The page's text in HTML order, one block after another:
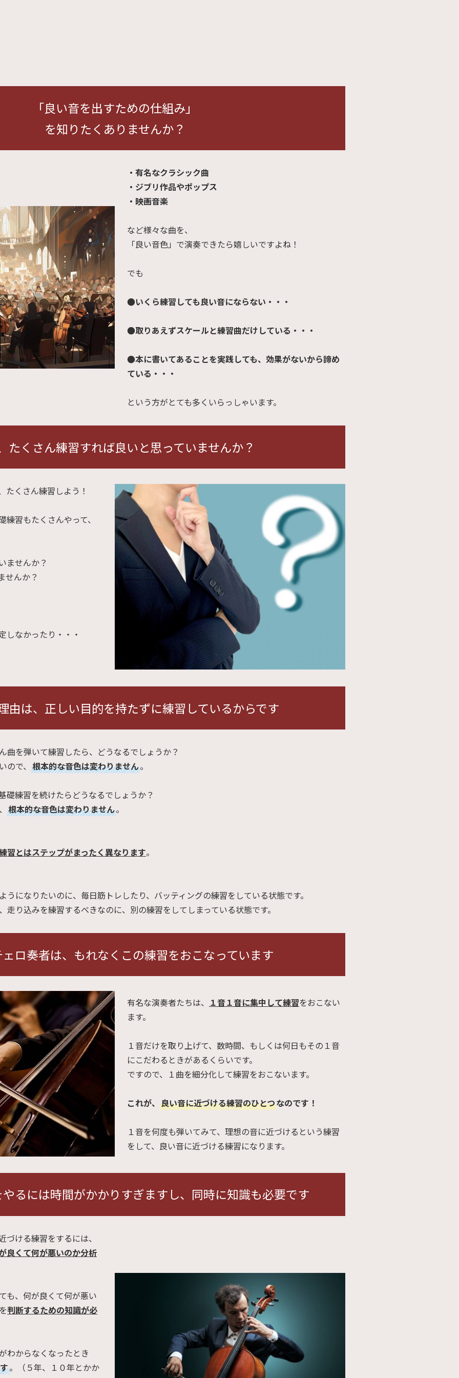
「良い音を出すための仕組み」
を知りたくありませんか？
・有名なクラシック曲
・ジブリ作品やポップス
・映画音楽
など様々な曲を、
「良い音色」で演奏できたら嬉しいですよね！
でも
●いくら練習しても良い音にならない・・・
●取りあえずスケールと練習曲だけしている・・・
●本に書いてあることを実践しても、効果がないから諦め
ている・・・
という方がとても多くいらっしゃいます。
たくさん練習すれば良いと思っていませんか？
たくさん練習しよう！
習もたくさんやって、
ませんか？
せんか？
しなかったり・・・
由は、正しい目的を持たずに練習しているからです
曲を弾いて練習したら、どうなるでしょうか？
で、 根本的な音色は変わりません。
礎練習を続けたらどうなるでしょうか？
根本的な音色は変わりません。
習とはステップがまったく異なります。
うになりたいのに、毎日筋トレしたり、バッティングの練習をしている状態です。
り込みを練習するべきなのに、別の練習をしてしまっている状態です。
ロ奏者は、もれなくこの練習をおこなっています
有名な演奏者たちは、 １音１音に集中して練習をおこない
ます。
１音だけを取り上げて、数時間、もしくは何日もその１音
にこだわるときがあるくらいです。
ですので、１曲を細分化して練習をおこないます。
これが、 良い音に近づける練習のひとつなのです！
１音を何度も弾いてみて、理想の音に近づけるという練習
をして、良い音に近づける練習になります。
るには時間がかかりすぎますし、同時に知識も必要です
ける練習をするには、
良くて何が悪いのか分析
も、何が良くて何が悪い
判断するための知識が必
わからなくなったとき
。（５年、１０年とかか